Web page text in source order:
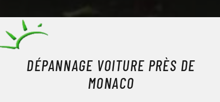
DÉPANNAGE VOITURE PRÈS DE
MONACO